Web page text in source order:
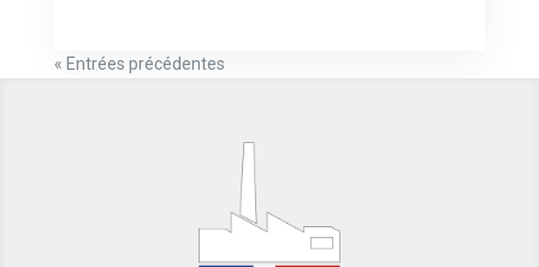
« Entrées précédentes